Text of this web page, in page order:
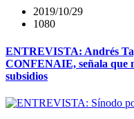
2019/10/29
1080
ENTREVISTA: Andrés
CONFENAIE, señala que
subsidios